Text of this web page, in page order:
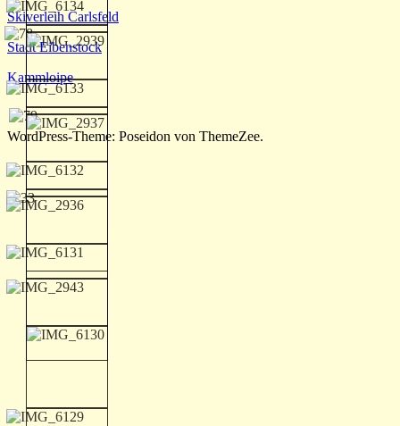
Skiverleih Carlsfeld
Stadt Eibenstock
Kammloipe
WordPress-Theme: Poseidon von ThemeZee.